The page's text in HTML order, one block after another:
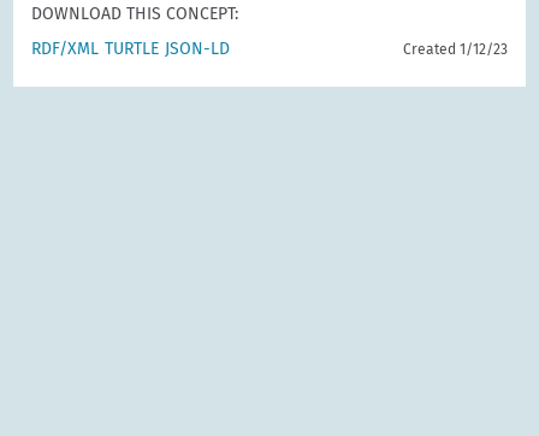
DOWNLOAD THIS CONCEPT:
RDF/XML TURTLE JSON-LD Created 1/12/23